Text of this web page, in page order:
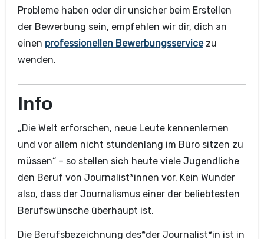
Probleme haben oder dir unsicher beim Erstellen
der Bewerbung sein, empfehlen wir dir, dich an
einen professionellen Bewerbungsservicezu
wenden.
Info
„Die Welt erforschen, neue Leute kennenlernen
und vor allem nicht stundenlang im Büro sitzen zu
müssen“ – so stellen sich heute viele Jugendliche
den Beruf von Journalist*innen vor. Kein Wunder
also, dass der Journalismus einer der beliebtesten
Berufswünsche überhaupt ist.
Die Berufsbezeichnung des*der Journalist*in ist in